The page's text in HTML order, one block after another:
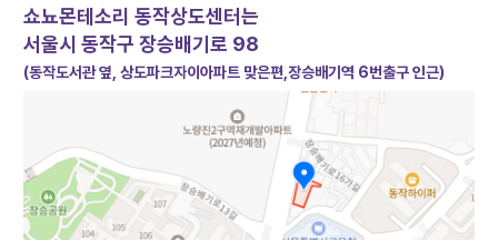
쇼뇨몬테소리 동작상도센터는
서울시 동작구 장승배기로 98
(동작도서관 옆, 상도파크자이아파트 맞은편,장승배기역 6번출구 인근)